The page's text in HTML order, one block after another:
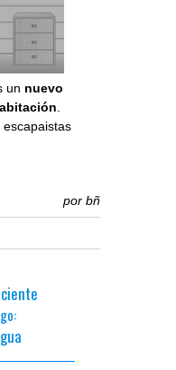
un nuevo
.
por bñ